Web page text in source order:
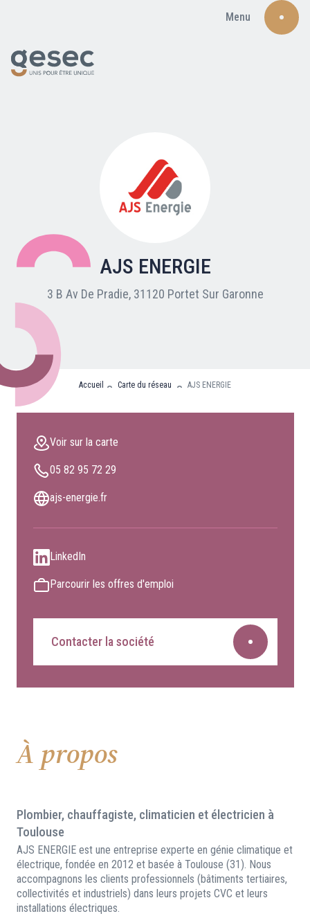
Menu
Nos adhérents
Carte du réseau
Nos partenaires
Clients professionnels
AJS ENERGIE
3 B Av De Pradie, 31120 Portet Sur Garonne
Accueil Carte du réseau AJS ENERGIE
Voir sur la carte
05 82 95 72 29
ajs-energie.fr
LinkedIn
Parcourir les offres d'emploi
Contacter la société
À propos
Plombier, chauffagiste, climaticien et électricien à
Toulouse
AJS ENERGIE est une entreprise experte en génie climatique et
électrique, fondée en 2012 et basée à Toulouse (31). Nous
accompagnons les clients professionnels (bâtiments tertiaires,
collectivités et industriels) dans leurs projets CVC et leurs
installations électriques.